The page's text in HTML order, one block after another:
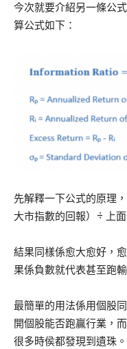
今次就要介紹另一條公
算公式如下：
先解釋一下公式的原理
大市指數的回報）÷ 上
結果同樣係愈大愈好，
果係負數就代表甚至跑
最簡單的用法係用個股
開個股能否跑贏行業，
很多時侯都發現到遺珠。